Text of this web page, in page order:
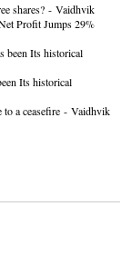
shares? - Vaidhvik
Profit Jumps 29%
been Its historical
Its historical
a ceasefire - Vaidhvik